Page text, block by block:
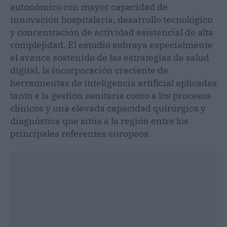
autonómico con mayor capacidad de
innovación hospitalaria, desarrollo tecnológico
y concentración de actividad asistencial de alta
complejidad. El estudio subraya especialmente
el avance sostenido de las estrategias de salud
digital, la incorporación creciente de
herramientas de inteligencia artificial aplicadas
tanto a la gestión sanitaria como a los procesos
clínicos y una elevada capacidad quirúrgica y
diagnóstica que sitúa a la región entre los
principales referentes europeos.